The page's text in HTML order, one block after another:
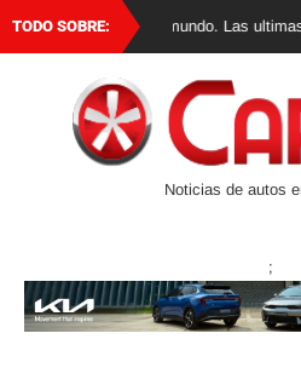
TODO SOBRE:
Argentina y el mundo. Las ultimas
Noticias de autos
;